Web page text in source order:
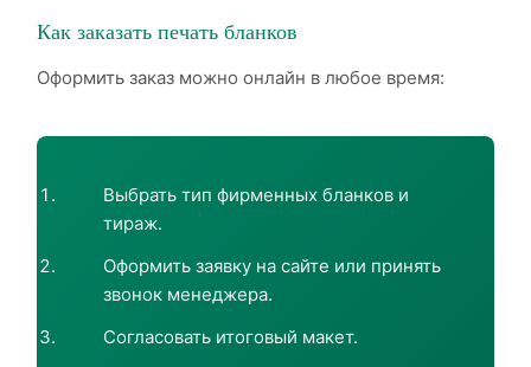
Как заказать печать бланков
Оформить заказ можно онлайн в любое время:
Выбрать тип фирменных бланков и
тираж.
Оформить заявку на сайте или принять
звонок менеджера.
Согласовать итоговый макет.